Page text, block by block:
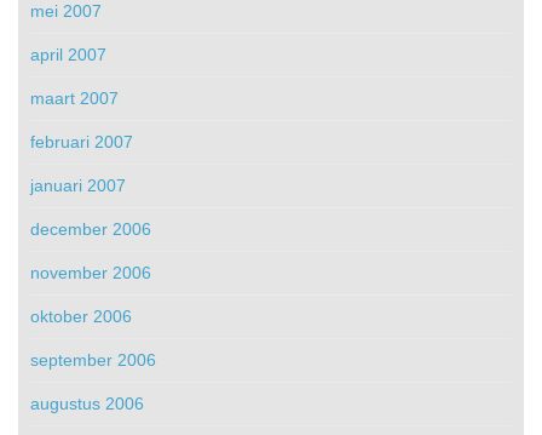
mei 2007
april 2007
maart 2007
februari 2007
januari 2007
december 2006
november 2006
oktober 2006
september 2006
augustus 2006